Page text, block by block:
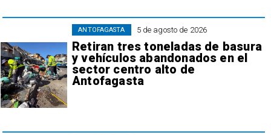
5 de agosto de 2026
Retiran tres toneladas de basura
y vehículos abandonados en el
sector centro alto de
Antofagasta
ANTOFAGASTA